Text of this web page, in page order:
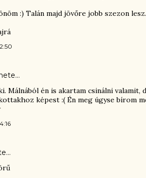
:) Talán majd jövőre jobb szezon
Málnából én is akartam csinálni valamit,
képest :( Én meg úgyse bírom